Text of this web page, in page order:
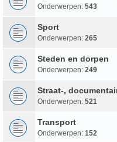
Onderwerpen: 543
Sport
Onderwerpen: 265
Steden en dorpen
Onderwerpen: 249
Straat-,
Onderwerpen: 521
Transport
Onderwerpen: 152